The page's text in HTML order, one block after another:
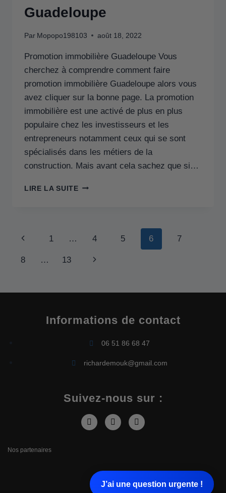
Guadeloupe
Par Mopopo198103 août 18, 2022
Promotion immobilière Guadeloupe Vous
cherchez à comprendre comment faire
promotion immobilière Guadeloupe alors vous
avez cliquer sur la bonne page. La promotion
immobilière est une activé de plus en plus
populaire chez les investisseurs et les
entrepreneurs notamment ceux qui se sont
spécialisés dans les métiers de la
construction. Mais avant cela sachez que si…
LIRE LA SUITE
1 … 4 5 6 7
8 … 13
Informations de contact
06 51 86 68 47
richardemouk@gmail.com
Suivez-nous sur :
Nos partenaires
J’ai une question urgente !